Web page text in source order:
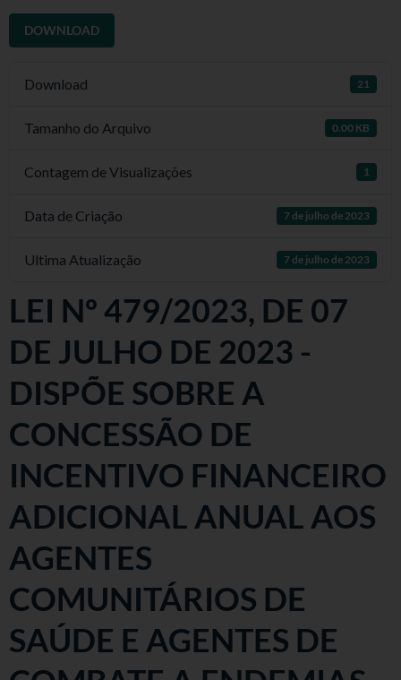
DOWNLOAD
Download 21
Tamanho do Arquivo 0.00 KB
Contagem de Visualizações 1
Data de Criação 7 de julho de 2023
Ultima Atualização 7 de julho de 2023
LEI Nº 479/2023, DE 07
DE JULHO DE 2023 -
DISPÕE SOBRE A
CONCESSÃO DE
INCENTIVO FINANCEIRO
ADICIONAL ANUAL AOS
AGENTES
COMUNITÁRIOS DE
SAÚDE E AGENTES DE